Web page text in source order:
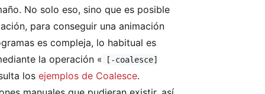
No solo eso, sino que es posible
para conseguir una animación
es compleja, lo habitual es
la operación «
[-coalesce]
los ejemplos de Coalesce.